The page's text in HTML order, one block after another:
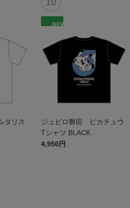
タリス
NEW
ジュビロ磐田 ピカチュウ
Tシャツ BLACK
4,950円